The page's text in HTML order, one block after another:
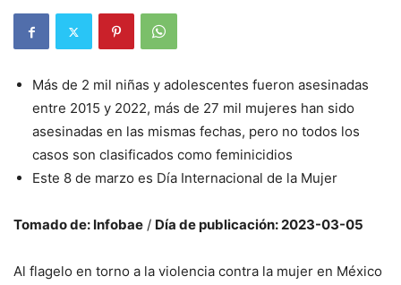
Más de 2 mil niñas y adolescentes fueron asesinadas
entre 2015 y 2022, más de 27 mil mujeres han sido
asesinadas en las mismas fechas, pero no todos los
casos son clasificados como feminicidios
Este 8 de marzo es Día Internacional de la Mujer
Tomado de: Infobae / Día de publicación: 2023-03-05
Al flagelo en torno a la violencia contra la mujer en México